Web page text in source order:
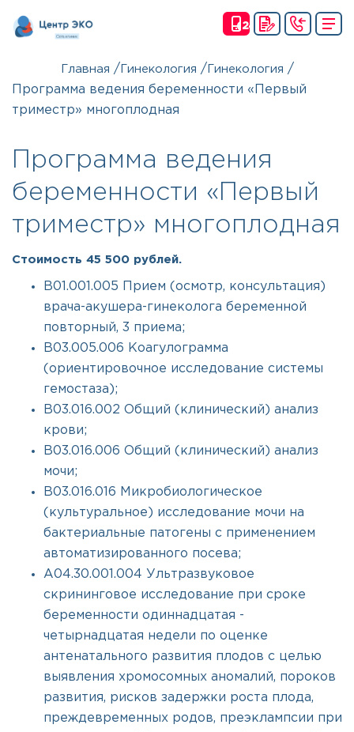
(24
Главная / Гинекология / Гинекология /
Программа ведения беременности «Первый
триместр» многоплодная
Программа ведения
беременности «Первый
триместр» многоплодная
Стоимость 45 500 рублей.
B01.001.005 Прием (осмотр, консультация)
врача-акушера-гинеколога беременной
повторный, 3 приема;
B03.005.006 Коагулограмма
(ориентировочное исследование системы
гемостаза);
B03.016.002 Общий (клинический) анализ
крови;
B03.016.006 Общий (клинический) анализ
мочи;
B03.016.016 Микробиологическое
(культуральное) исследование мочи на
бактериальные патогены с применением
автоматизированного посева;
A04.30.001.004 Ультразвуковое
скрининговое исследование при сроке
беременности одиннадцатая -
четырнадцатая недели по оценке
антенатального развития плодов с целью
выявления хромосомных аномалий, пороков
развития, рисков задержки роста плода,
преждевременных родов, преэклампсии при